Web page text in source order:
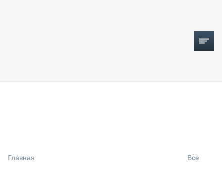
Главная Все